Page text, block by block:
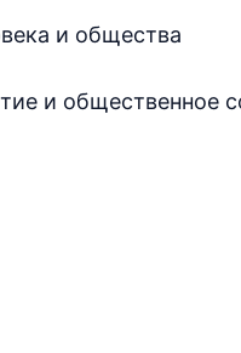
и общества
и общественное